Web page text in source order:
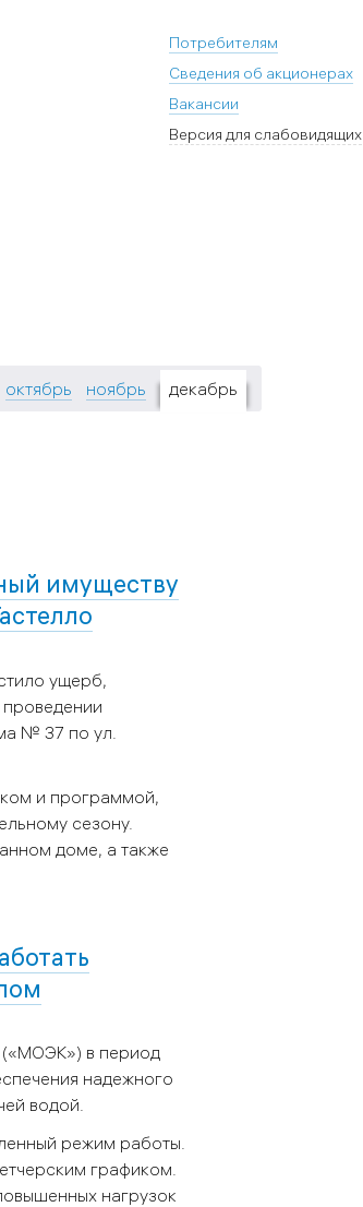
Потребителям
Сведения об акционерах
Вакансии
Версия для слабовидящих
октябрь ноябрь декабрь
имуществу
ущерб,
№ 37 по ул.
и программой,
сезону.
доме, а также
в период
надежного
водой.
режим работы.
графиком.
нагрузок